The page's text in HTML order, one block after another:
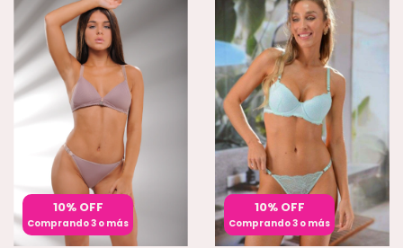
10% OFF
Comprando 3 o más
10% OFF
Comprando 3 o más